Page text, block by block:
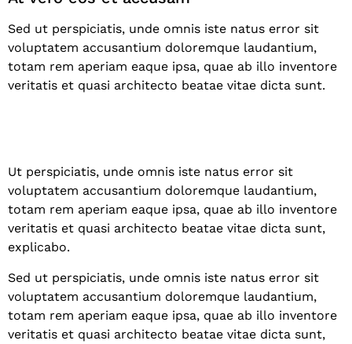
Sed ut perspiciatis, unde omnis iste natus error sit
voluptatem accusantium doloremque laudantium,
totam rem aperiam eaque ipsa, quae ab illo inventore
veritatis et quasi architecto beatae vitae dicta sunt.
Ut perspiciatis, unde omnis iste natus error sit
voluptatem accusantium doloremque laudantium,
totam rem aperiam eaque ipsa, quae ab illo inventore
veritatis et quasi architecto beatae vitae dicta sunt,
explicabo.
Sed ut perspiciatis, unde omnis iste natus error sit
voluptatem accusantium doloremque laudantium,
totam rem aperiam eaque ipsa, quae ab illo inventore
veritatis et quasi architecto beatae vitae dicta sunt,